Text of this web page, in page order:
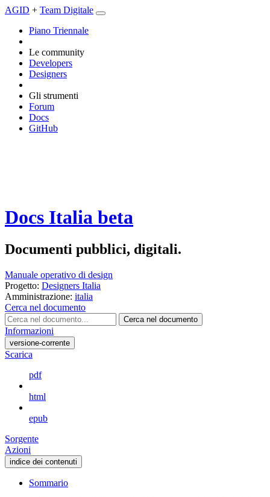
AGID + Team Digitale
Piano Triennale
Le community
Developers
Designers
Gli strumenti
Forum
Docs
GitHub
Docs Italia beta
Documenti pubblici, digitali.
Manuale operativo di design
Progetto: Designers Italia
Amministrazione: italia
Cerca nel documento
Cerca nel documento
Informazioni
versione-corrente
Scarica
pdf
html
epub
Sorgente
Azioni
indice dei contenuti
Sommario